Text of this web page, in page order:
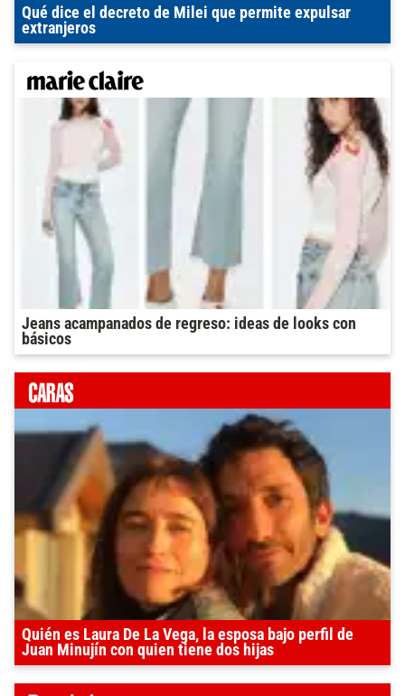
Qué dice el decreto de Milei que permite expulsar
extranjeros
Jeans acampanados de regreso: ideas de looks con
básicos
Quién es Laura De La Vega, la esposa bajo perfil de
Juan Minujín con quien tiene dos hijas